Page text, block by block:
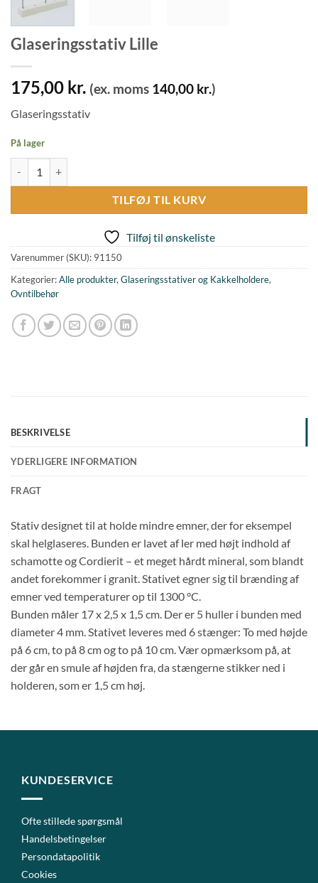
Glaseringsstativ Lille
175,00 kr. (ex. moms 140,00 kr.)
Glaseringsstativ
På lager
TILFØJ TIL KURV
Tilføj til ønskeliste
Varenummer (SKU): 91150
Kategorier:Alle produkter,Glaseringsstativer og Kakkelholdere,
Ovntilbehør
BESKRIVELSE
YDERLIGERE INFORMATION
FRAGT
Stativ designet til at holde mindre emner, der for eksempel
skal helglaseres. Bunden er lavet af ler med højt indhold af
schamotte og Cordierit – et meget hårdt mineral, som blandt
andet forekommer i granit. Stativet egner sig til brænding af
emner ved temperaturer op til 1300 °C.
Bunden måler 17 x 2,5 x 1,5 cm. Der er 5 huller i bunden med
diameter 4 mm. Stativet leveres med 6 stænger: To med højde
på 6 cm, to på 8 cm og to på 10 cm. Vær opmærksom på, at
der går en smule af højden fra, da stængerne stikker ned i
holderen, som er 1,5 cm høj.
KUNDESERVICE
Ofte stillede spørgsmål
Handelsbetingelser
Persondatapolitik
Cookies